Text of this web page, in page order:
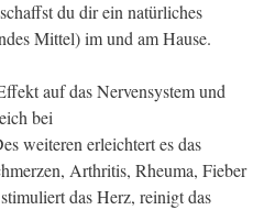
du dir ein natürliches
Mittel) im und am Hause.
auf das Nervensystem und
bei
weiteren erleichtert es das
Arthritis, Rheuma, Fieber
das Herz, reinigt das